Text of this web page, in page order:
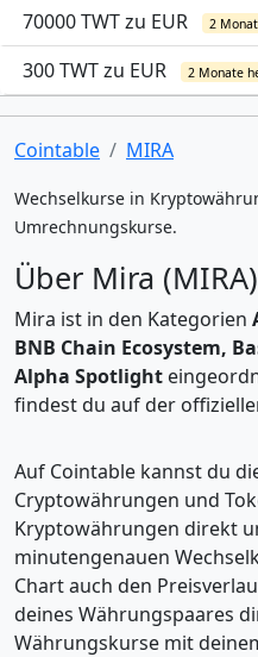
70000 TWT zu EUR 2
300 TWT zu EUR 2 Monate
Cointable MIRA
Wechselkurse in
Umrechnungskurse.
Über Mira (MIRA)
Mira ist in den Kategorien
BNB Chain Ecosystem,
Alpha Spotlight
findest du auf der
Auf Cointable kannst du
Cryptowährungen und
Kryptowährungen direkt
minutengenauen
Chart auch den
deines Währungspaares
Währungskurse mit